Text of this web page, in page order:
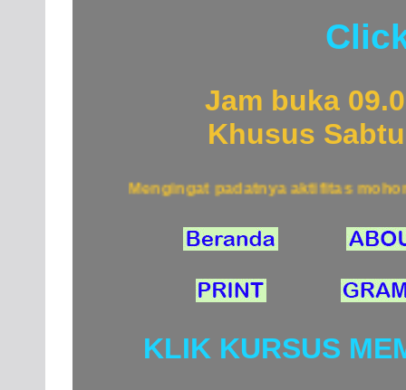
Jam buka
Khusus
Mengingat padatnya aktifitas
KLIK KURSUS